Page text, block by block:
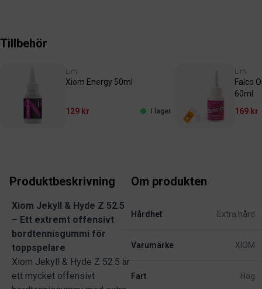
Tillbehör
Lim
Xiom Energy 50ml
129 kr I lager
Lim
Falco
60ml
169 kr
Produktbeskrivning
Xiom Jekyll & Hyde Z 52.5
– Ett extremt offensivt
bordtennisgummi för
toppspelare
Xiom Jekyll & Hyde Z 52.5 är
ett mycket offensivt
Om produkten
Hårdhet Extra hård
Varumärke XIOM
Fart Hög